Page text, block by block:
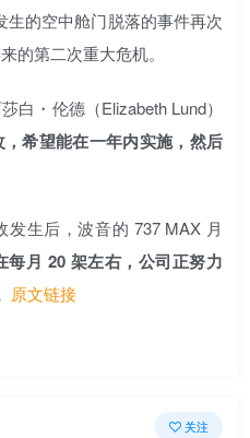
生的空中舱门脱落的事件再次
的第二次重大危机。
白・伦德（Elizabeth Lund）
希望能在一年内实施，然后
生后，波音的 737 MAX 月
每月 20 架左右，公司正努力
原文链接
关注